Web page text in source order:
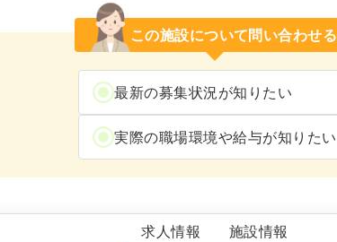
この施設について問い合わせる
最新の募集状況が知りたい
実際の職場環境や給与が知りたい
ハートランド川口明生苑
求人情報 施設情報